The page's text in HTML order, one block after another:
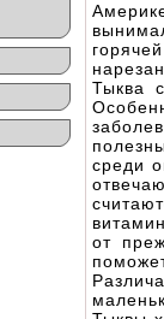
Тыква
среди
от